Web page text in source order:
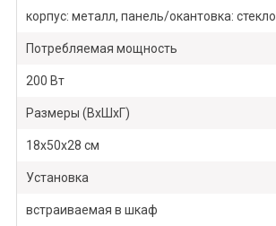
корпус: металл, панель/окантовка: стекло
Потребляемая мощность
200 Вт
Размеры (ВхШхГ)
18х50х28 см
Установка
встраиваемая в шкаф